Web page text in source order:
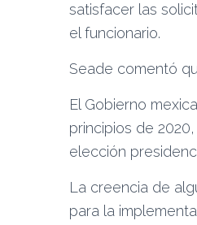
satisfacer las
el funcionario.
Seade comentó
El Gobierno
principios de
elección
La creencia de
para la